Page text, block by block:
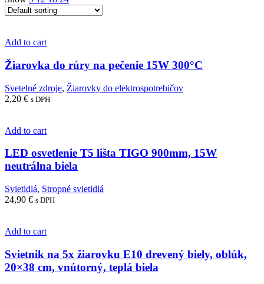
Add to cart
Žiarovka do rúry na pečenie 15W 300°C
Svetelné zdroje, Žiarovky do elektrospotrebičov
2,20 € s DPH
Add to cart
LED osvetlenie T5 lišta TIGO 900mm, 15W
neutrálna biela
Svietidlá, Stropné svietidlá
24,90 € s DPH
Add to cart
Svietnik na 5x žiarovku E10 drevený biely, oblúk,
20×38 cm, vnútorný, teplá biela